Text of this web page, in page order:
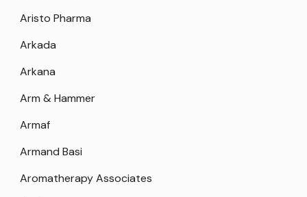
Aristo Pharma
Arkada
Arkana
Arm & Hammer
Armaf
Armand Basi
Aromatherapy Associates